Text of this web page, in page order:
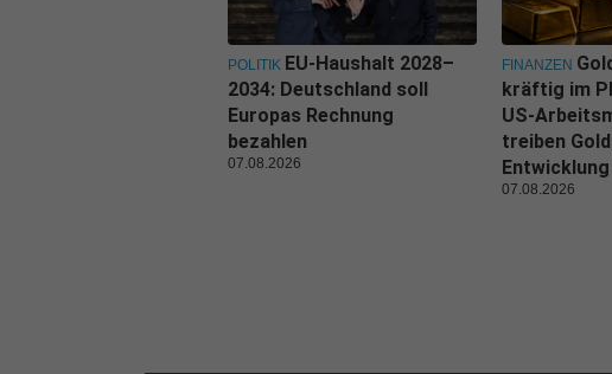
POLITIK EU-Haushalt 2028–
2034: Deutschland soll
Europas Rechnung
bezahlen
07.08.2026
FINANZEN
kräftig im
US-
treiben
Entwicklung
07.08.2026